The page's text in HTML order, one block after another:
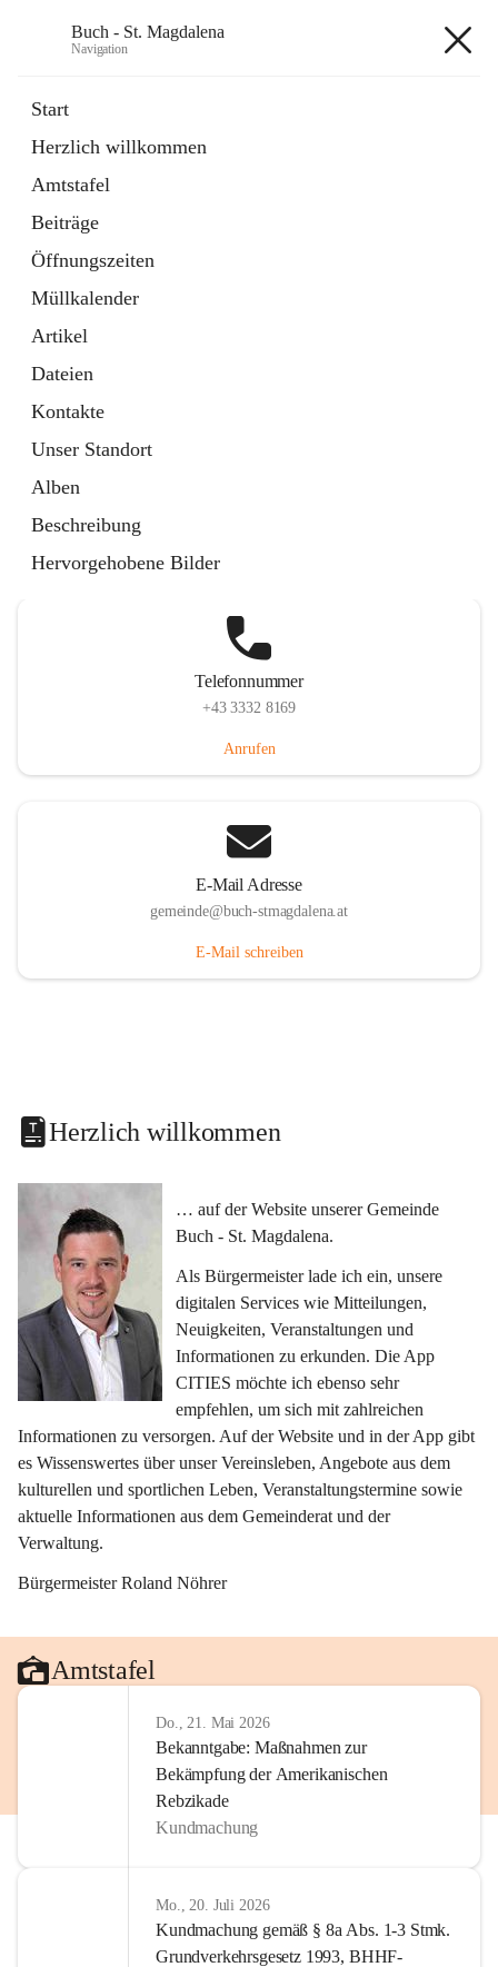
Buch - St. Magdalena
Navigation
Start
Herzlich willkommen
Amtstafel
Beiträge
Öffnungszeiten
Müllkalender
Artikel
Dateien
Kontakte
Unser Standort
Alben
Beschreibung
Hervorgehobene Bilder
11 Schnellzugriffe
Bürgerservice
10 Schnellzugriffe
Telefonnummer
+43 3332 8169
Anrufen
E-Mail Adresse
gemeinde@buch-stmagdalena.at
E-Mail schreiben
Herzlich willkommen
… auf der Website unserer Gemeinde
Buch - St. Magdalena.
Als Bürgermeister lade ich ein, unsere
digitalen Services wie Mitteilungen,
Neuigkeiten, Veranstaltungen und
Informationen zu erkunden. Die App
CITIES möchte ich ebenso sehr
empfehlen, um sich mit zahlreichen
Informationen zu versorgen. Auf der Website und in der App gibt
es Wissenswertes über unser Vereinsleben, Angebote aus dem
kulturellen und sportlichen Leben, Veranstaltungstermine sowie
aktuelle Informationen aus dem Gemeinderat und der
Verwaltung.
Bürgermeister Roland Nöhrer
Amtstafel
Do., 21. Mai 2026
Bekanntgabe: Maßnahmen zur
Bekämpfung der Amerikanischen
Rebzikade
Kundmachung
Mo., 20. Juli 2026
Kundmachung gemäß § 8a Abs. 1-3 Stmk.
Grundverkehrsgesetz 1993, BHHF-